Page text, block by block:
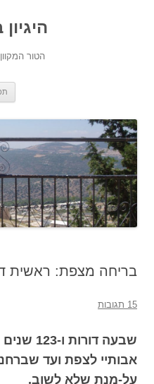
הטור
בריחה מצפת: ראשית
15 תגובות
שבעה
אבותיי לצפת ועד
על-מנת שלא לשוב.